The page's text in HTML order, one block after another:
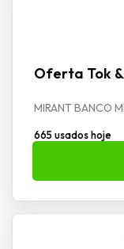
Oferta Tok &
MIRANT BANCO
665 usados hoje